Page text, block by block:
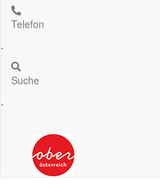
Telefon
.
Suche
.